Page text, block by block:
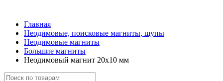
Главная
Неодимовые, поисковые магниты, щупы
Неодимовые магниты
Большие магниты
Неодимовый магнит 20х10 мм